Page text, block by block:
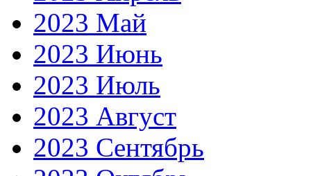
2023 Май
2023 Июнь
2023 Июль
2023 Август
2023 Сентябрь